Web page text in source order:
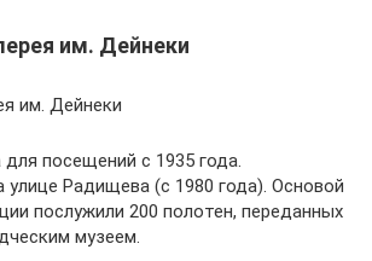
им. Дейнеки
им. Дейнеки
посещений с 1935 года.
улице Радищева (с 1980 года). Основой
послужили 200 полотен, переданных
музеем.